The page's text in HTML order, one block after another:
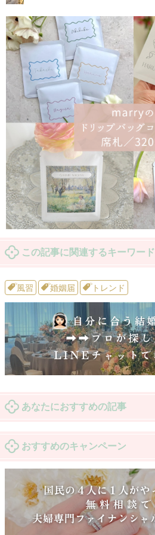
この記事に関連するキーワード
風習 婚姻届 トレンド
あなたにおすすめの記事
おすすめのキャンペーン